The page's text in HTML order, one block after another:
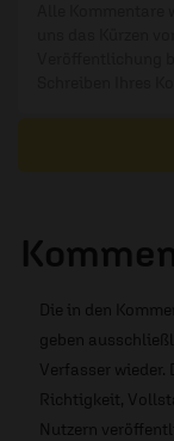
Die in den
geben
Verfasser wieder.
Richtigkeit,
Nutzern